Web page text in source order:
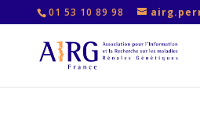
01 53 10 89 98